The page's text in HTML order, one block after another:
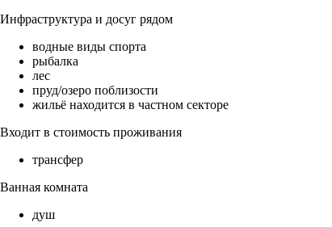
Инфраструктура и досуг рядом
водные виды спорта
рыбалка
лес
пруд/озеро поблизости
жильё находится в частном секторе
Входит в стоимость проживания
трансфер
Ванная комната
душ